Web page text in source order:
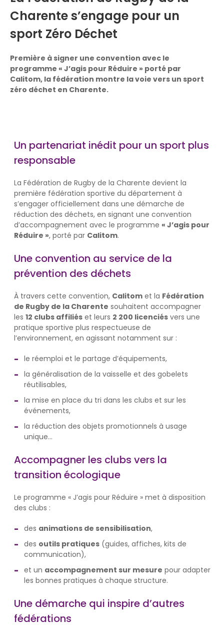
Charente s’engage pour un
sport Zéro Déchet
Première à signer une convention avec le
programme « J’agis pour Réduire » porté par
Calitom, la fédération montre la voie vers un sport
zéro déchet en Charente.
Un partenariat inédit pour un sport plus
responsable
La Fédération de Rugby de la Charente devient la
première fédération sportive du département à
s’engager officiellement dans une démarche de
réduction des déchets, en signant une convention
d’accompagnement avec le programme « J’agis pour
Réduire », porté par Calitom.
Une convention au service de la
prévention des déchets
À travers cette convention, Calitomet la Fédération
de Rugby de la Charente souhaitent accompagner
les 12 clubs affiliéset leurs 2 200 licenciésvers une
pratique sportive plus respectueuse de
l’environnement, en agissant notamment sur :
le réemploi et le partage d’équipements,
la généralisation de la vaisselle et des gobelets
réutilisables,
la mise en place du tri dans les clubs et sur les
événements,
la réduction des objets promotionnels à usage
unique...
Accompagner les clubs vers la
transition écologique
Le programme « J’agis pour Réduire » met à disposition
des clubs :
des animations de sensibilisation,
des outils pratiques(guides, affiches, kits de
communication),
et un accompagnement sur mesure pour adapter
les bonnes pratiques à chaque structure.
Une démarche qui inspire d’autres
fédérations